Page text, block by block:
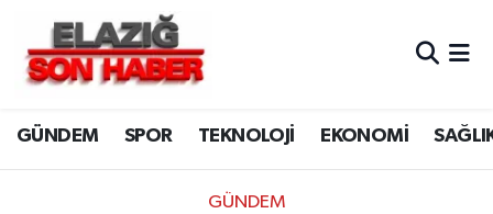
GÜNDEM SPOR TEKNOLOJİ EKONOMİ
GÜNDEM
CANLI YAYIN
ASAYİŞ
BİLİM VE TEKNOLOJİ
Merkez Hava Durumu
Merkez Trafik Yoğunluk Haritası
Süper Lig Puan Durumu ve Fikstür